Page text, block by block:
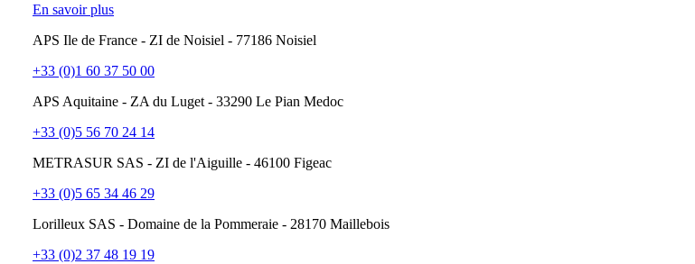
En savoir plus
APS Ile de France - ZI de Noisiel - 77186 Noisiel
+33 (0)1 60 37 50 00
APS Aquitaine - ZA du Luget - 33290 Le Pian Medoc
+33 (0)5 56 70 24 14
METRASUR SAS - ZI de l'Aiguille - 46100 Figeac
+33 (0)5 65 34 46 29
Lorilleux SAS - Domaine de la Pommeraie - 28170 Maillebois
+33 (0)2 37 48 19 19